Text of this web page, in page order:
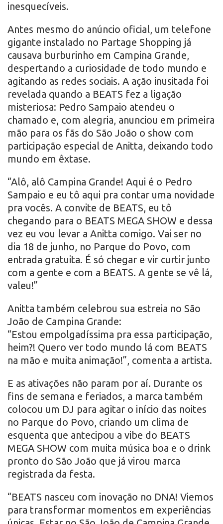
inesquecíveis.
Antes mesmo do anúncio oficial, um telefone
gigante instalado no Partage Shopping já
causava burburinho em Campina Grande,
despertando a curiosidade de todo mundo e
agitando as redes sociais. A ação inusitada foi
revelada quando a BEATS fez a ligação
misteriosa: Pedro Sampaio atendeu o
chamado e, com alegria, anunciou em primeira
mão para os fãs do São João o show com
participação especial de Anitta, deixando todo
mundo em êxtase.
“Alô, alô Campina Grande! Aqui é o Pedro
Sampaio e eu tô aqui pra contar uma novidade
pra vocês. A convite de BEATS, eu tô
chegando para o BEATS MEGA SHOW e dessa
vez eu vou levar a Anitta comigo. Vai ser no
dia 18 de junho, no Parque do Povo, com
entrada gratuita. É só chegar e vir curtir junto
com a gente e com a BEATS. A gente se vê lá,
valeu!”
Anitta também celebrou sua estreia no São
João de Campina Grande:
“Estou empolgadíssima pra essa participação,
heim?! Quero ver todo mundo lá com BEATS
na mão e muita animação!”, comenta a artista.
E as ativações não param por aí. Durante os
fins de semana e feriados, a marca também
colocou um DJ para agitar o início das noites
no Parque do Povo, criando um clima de
esquenta que antecipou a vibe do BEATS
MEGA SHOW com muita música boa e o drink
pronto do São João que já virou marca
registrada da festa.
“BEATS nasceu com inovação no DNA! Viemos
para transformar momentos em experiências